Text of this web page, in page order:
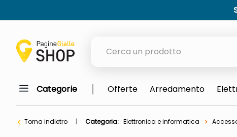
orologio parete
Categorie Offerte Arredamento
Torna indietro Categoria: Elettronica e informatica